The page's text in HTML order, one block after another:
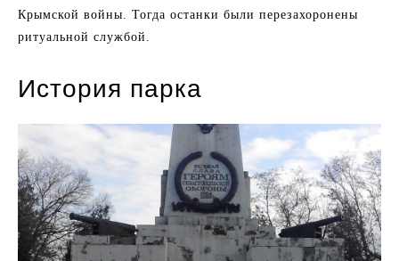
Крымской войны. Тогда останки были перезахоронены
ритуальной службой.
История парка